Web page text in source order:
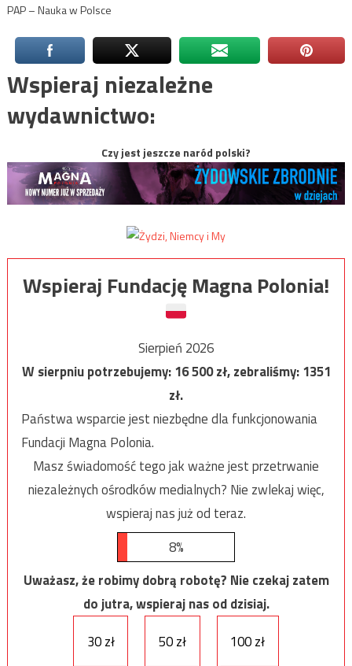
PAP – Nauka w Polsce
Wspieraj niezależne
wydawnictwo:
Czy jest jeszcze naród polski?
Wspieraj Fundację Magna Polonia!
Sierpień 2026
W sierpniu potrzebujemy:16 500zł, zebraliśmy:1351
zł.
Państwa wsparcie jest niezbędne dla funkcjonowania
Fundacji Magna Polonia.
Masz świadomość tego jak ważne jest przetrwanie
niezależnych ośrodków medialnych? Nie zwlekaj więc,
wspieraj nas już od teraz.
8%
Uważasz, że robimy dobrą robotę? Nie czekaj zatem
do jutra, wspieraj nas od dzisiaj.
30 zł
50 zł 100 zł